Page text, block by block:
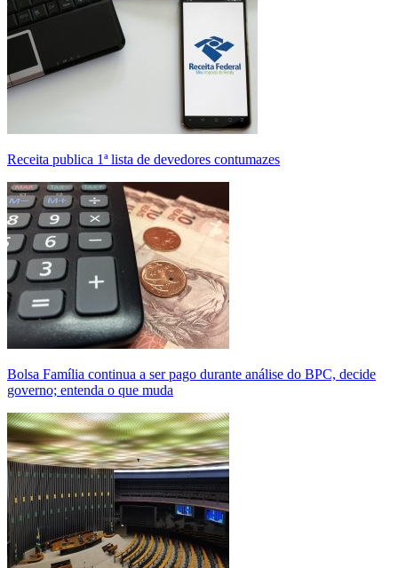
Receita publica 1ª lista de devedores contumazes
Bolsa Família continua a ser pago durante análise do BPC, decide
governo; entenda o que muda